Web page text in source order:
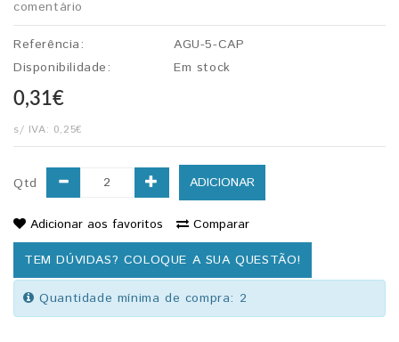
comentário
Referência:
AGU-5-CAP
Disponibilidade:
Em stock
0,31€
s/ IVA: 0,25€
Qtd ADICIONAR
Adicionar aos favoritos
Comparar
TEM DÚVIDAS? COLOQUE A SUA QUESTÃO!
Quantidade mínima de compra: 2